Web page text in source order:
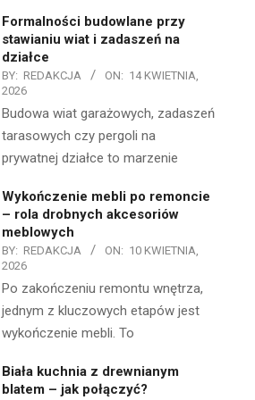
Formalności budowlane przy
stawianiu wiat i zadaszeń na
działce
BY: REDAKCJA ON: 14 KWIETNIA,
2026
Budowa wiat garażowych, zadaszeń
tarasowych czy pergoli na
prywatnej działce to marzenie
Wykończenie mebli po remoncie
– rola drobnych akcesoriów
meblowych
BY: REDAKCJA ON: 10 KWIETNIA,
2026
Po zakończeniu remontu wnętrza,
jednym z kluczowych etapów jest
wykończenie mebli. To
Biała kuchnia z drewnianym
blatem – jak połączyć?